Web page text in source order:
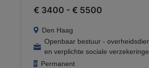
€ 3400 - € 5500
Den Haag
Openbaar bestuur -
en verplichte sociale
Permanent